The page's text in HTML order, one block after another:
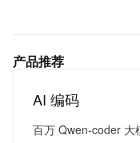
产品推荐
AI 编码
百万 Qwen-coder 大